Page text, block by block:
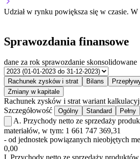
Udział w rynku powiększa się w czasie. W
Sprawozdania finansowe
dane za rok sprawozdanie skonsolidowane
Rachunek zysków i strat Bilans
Zmiany w kapitale
Rachunek zysków i strat wariant
Szczegółowość
Ogólny Standard Pełny
A. Przychody netto ze sprzedaży
materiałów, w tym: 1 661 747 369,31
- od jednostek powiązanych nieobjętych
0,00